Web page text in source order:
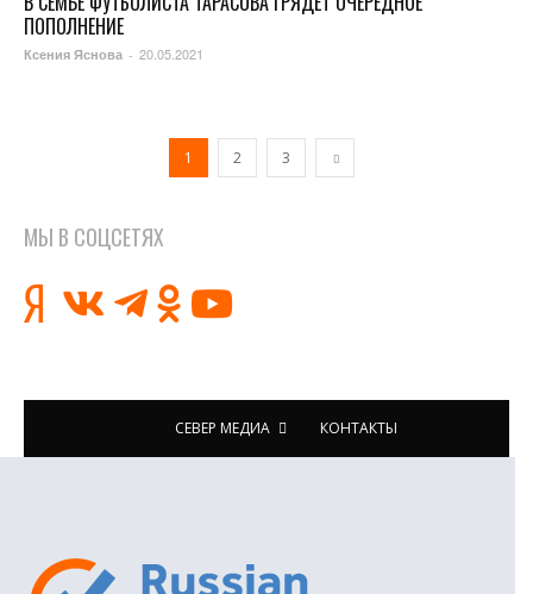
ПОПОЛНЕНИЕ
Ксения Яснова - 20.05.2021
1 2 3
МЫ В СОЦСЕТЯХ
СЕВЕР МЕДИА КОНТАКТЫ